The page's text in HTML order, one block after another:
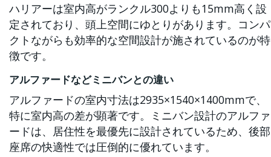
ハリアーは室内高がランクル300よりも15mm高く設
定されており、頭上空間にゆとりがあります。コンパ
クトながらも効率的な空間設計が施されているのが特
徴です。
アルファードなどミニバンとの違い
アルファードの室内寸法は2935×1540×1400mmで、
特に室内高の差が顕著です。ミニバン設計のアルファ
ードは、居住性を最優先に設計されているため、後部
座席の快適性では圧倒的に優れています。